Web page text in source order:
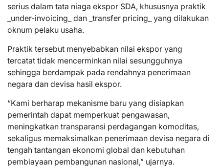
serius dalam tata niaga ekspor SDA, khususnya praktik
_under-invoicing_ dan _transfer pricing_ yang dilakukan
oknum pelaku usaha.
Praktik tersebut menyebabkan nilai ekspor yang
tercatat tidak mencerminkan nilai sesungguhnya
sehingga berdampak pada rendahnya penerimaan
negara dan devisa hasil ekspor.
“Kami berharap mekanisme baru yang disiapkan
pemerintah dapat memperkuat pengawasan,
meningkatkan transparansi perdagangan komoditas,
sekaligus memaksimalkan penerimaan devisa negara di
tengah tantangan ekonomi global dan kebutuhan
pembiayaan pembangunan nasional,” ujarnya.